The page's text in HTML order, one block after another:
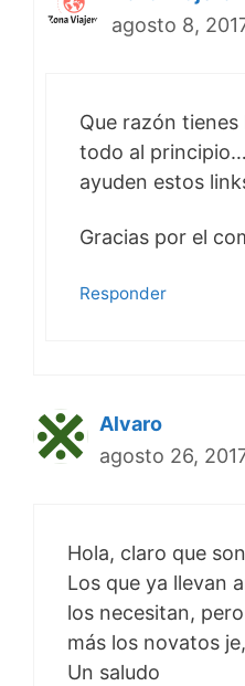
agosto 8,
Que razón
todo al
ayuden estos
Gracias por el
Responder
Alvaro
agosto 26,
Hola, claro que
Los que ya llevan
los necesitan,
más los novatos
Un saludo